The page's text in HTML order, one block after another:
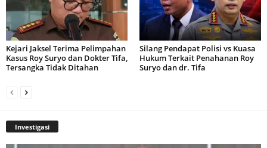
Kejari Jaksel Terima Pelimpahan
Kasus Roy Suryo dan Dokter Tifa,
Tersangka Tidak Ditahan
Silang Pendapat Polisi vs Kuasa
Hukum Terkait Penahanan Roy
Suryo dan dr. Tifa
Investigasi